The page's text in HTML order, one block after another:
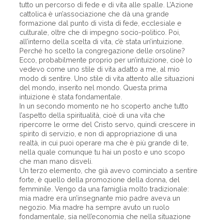
tutto un percorso di fede e di vita alle spalle. L’Azione
cattolica è un’associazione che dà una grande
formazione dal punto di vista di fede, ecclesiale e
culturale, oltre che di impegno socio-politico. Poi,
all’interno della scelta di vita, c’è stata un’intuizione.
Perché ho scelto la congregazione delle orsoline?
Ecco, probabilmente proprio per un’intuizione, cioè lo
vedevo come uno stile di vita adatto a me, al mio
modo di sentire. Uno stile di vita attento alle situazioni
del mondo, inserito nel mondo. Questa prima
intuizione è stata fondamentale.
In un secondo momento ne ho scoperto anche tutto
l’aspetto della spiritualità, cioè di una vita che
ripercorre le orme del Cristo servo, quindi crescere in
spirito di servizio, e non di appropriazione di una
realtà, in cui puoi operare ma che è più grande di te,
nella quale comunque tu hai un posto e uno scopo
che man mano disveli.
Un terzo elemento, che già avevo cominciato a sentire
forte, è quello della promozione della donna, del
femminile. Vengo da una famiglia molto tradizionale:
mia madre era un’insegnante mio padre aveva un
negozio. Mia madre ha sempre avuto un ruolo
fondamentale, sia nell’economia che nella situazione